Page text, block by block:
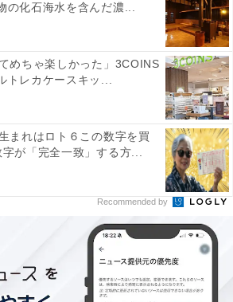
異なる可能性があります
温泉の人気ホテル】「原鶴温泉 旅館
の化石海水を含んだ濃...
めちゃ楽しかった」3COINS
トレカケースキッ...
まれはロト６この数字を買
が「完全一致」する方...
Recommended by